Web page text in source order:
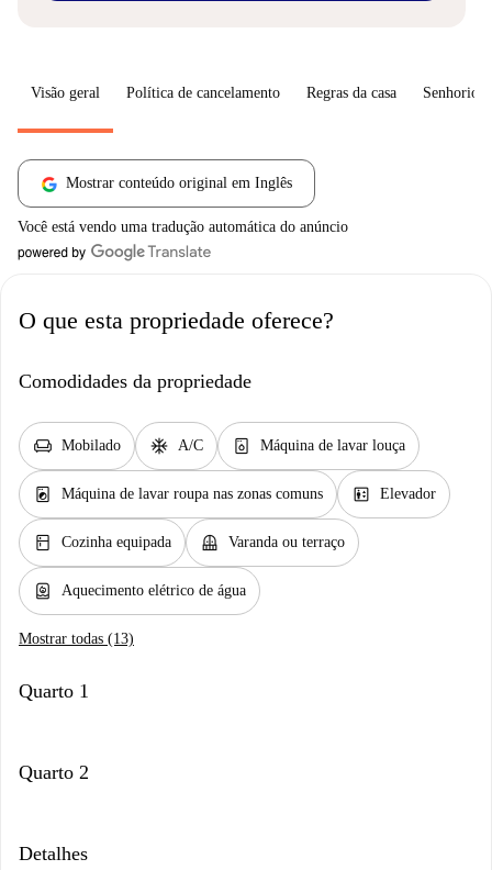
Visão geral Política de cancelamento Regras da casa Senhorio
Mostrar conteúdo original em Inglês
Você está vendo uma tradução automática do anúncio
O que esta propriedade oferece?
Comodidades da propriedade
chair Mobilado ac_unit A/C dishwasher_gen Máquina de lavar louça
local_laundry_service Máquina de lavar roupa nas zonas comuns elevator Elevador
kitchen Cozinha equipada balcony Varanda ou terraço
water_heater Aquecimento elétrico de água
Mostrar todas (13)
Quarto 1
Quarto 2
Detalhes